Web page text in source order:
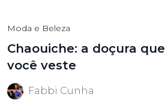
Moda e Beleza
Chaouiche: a doçura que
você veste
Fabbi Cunha